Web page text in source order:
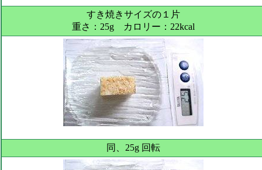
すき焼きサイズの１片
重さ：25g カロリー：22kcal
同、25g 回転